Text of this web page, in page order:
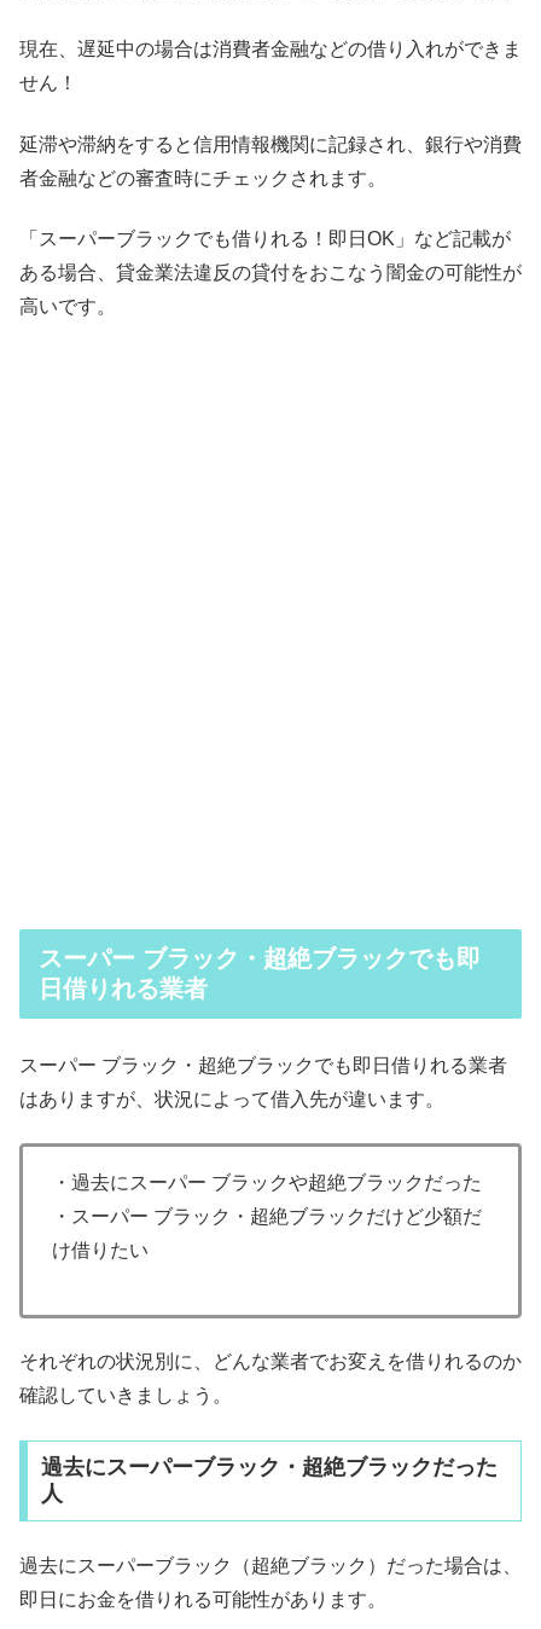
現在、遅延中の場合は消費者金融などの借り入れができま
せん！
延滞や滞納をすると信用情報機関に記録され、銀行や消費
者金融などの審査時にチェックされます。
「スーパーブラックでも借りれる！即日OK」など記載が
ある場合、貸金業法違反の貸付をおこなう闇金の可能性が
高いです。
スーパー ブラック・超絶ブラックでも即
日借りれる業者
スーパー ブラック・超絶ブラックでも即日借りれる業者
はありますが、状況によって借入先が違います。
・過去にスーパー ブラックや超絶ブラックだった
・スーパー ブラック・超絶ブラックだけど少額だ
け借りたい
それぞれの状況別に、どんな業者でお変えを借りれるのか
確認していきましょう。
過去にスーパーブラック・超絶ブラックだった
人
過去にスーパーブラック（超絶ブラック）だった場合は、
即日にお金を借りれる可能性があります。